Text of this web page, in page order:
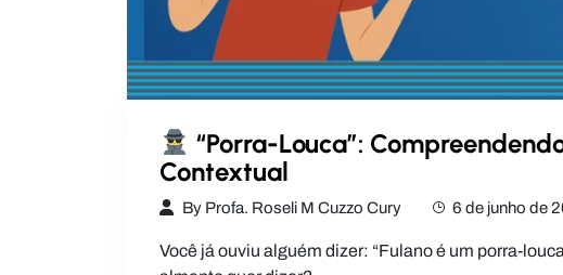
“Porra-Louca”:
Contextual
By Profa. Roseli M Cuzzo Cury 6 de junho de
Você já ouviu alguém dizer: “Fulano é um porra-